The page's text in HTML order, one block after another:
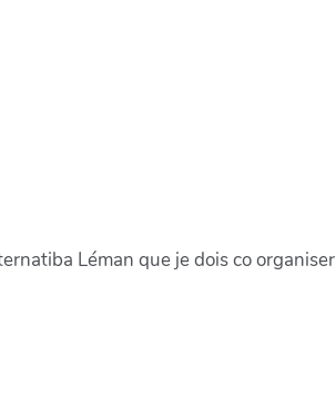
Léman que je dois co organiser